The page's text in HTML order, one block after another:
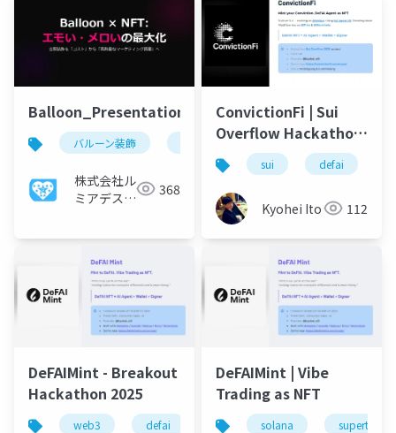
Balloon_Presentation
バルーン装飾 nftマーケティング エモーショナル
株式会社ル
ミアデス・
368
ConvictionFi | Sui
Overflow Hackathon
2025
sui defai
Kyohei Ito 112
DeFAIMint - Breakout
Hackathon 2025
web3 defai nft defi solana
DeFAIMint | Vibe
Trading as NFT
solana superteam